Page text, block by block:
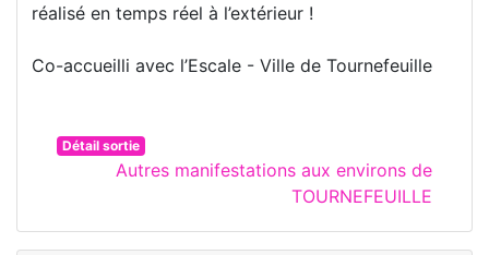
réalisé en temps réel à l’extérieur !
Co-accueilli avec l’Escale - Ville de Tournefeuille
Détail sortie
Autres manifestations aux environs de
TOURNEFEUILLE